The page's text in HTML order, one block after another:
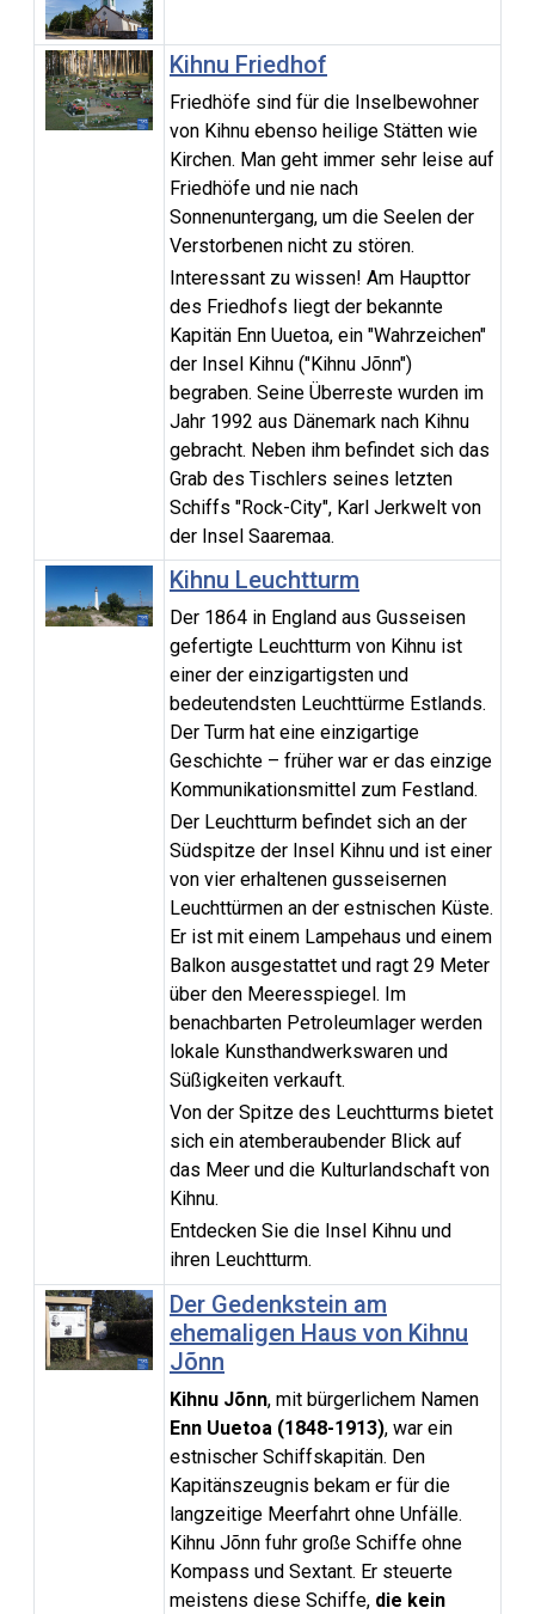
Kihnu Friedhof
Friedhöfe sind für die Inselbewohner
von Kihnu ebenso heilige Stätten wie
Kirchen. Man geht immer sehr leise auf
Friedhöfe und nie nach
Sonnenuntergang, um die Seelen der
Verstorbenen nicht zu stören.
Interessant zu wissen! Am Haupttor
des Friedhofs liegt der bekannte
Kapitän Enn Uuetoa, ein "Wahrzeichen"
der Insel Kihnu ("Kihnu Jõnn")
begraben. Seine Überreste wurden im
Jahr 1992 aus Dänemark nach Kihnu
gebracht. Neben ihm befindet sich das
Grab des Tischlers seines letzten
Schiffs "Rock-City", Karl Jerkwelt von
der Insel Saaremaa.
Kihnu Leuchtturm
Der 1864 in England aus Gusseisen
gefertigte Leuchtturm von Kihnu ist
einer der einzigartigsten und
bedeutendsten Leuchttürme Estlands.
Der Turm hat eine einzigartige
Geschichte – früher war er das einzige
Kommunikationsmittel zum Festland.
Der Leuchtturm befindet sich an der
Südspitze der Insel Kihnu und ist einer
von vier erhaltenen gusseisernen
Leuchttürmen an der estnischen Küste.
Er ist mit einem Lampehaus und einem
Balkon ausgestattet und ragt 29 Meter
über den Meeresspiegel. Im
benachbarten Petroleumlager werden
lokale Kunsthandwerkswaren und
Süßigkeiten verkauft.
Von der Spitze des Leuchtturms bietet
sich ein atemberaubender Blick auf
das Meer und die Kulturlandschaft von
Kihnu.
Entdecken Sie die Insel Kihnu und
ihren Leuchtturm.
Der Gedenkstein am
ehemaligen Haus von Kihnu
Jõnn
Kihnu Jõnn, mit bürgerlichem Namen
Enn Uuetoa (1848-1913), war ein
estnischer Schiffskapitän. Den
Kapitänszeugnis bekam er für die
langzeitige Meerfahrt ohne Unfälle.
Kihnu Jõnn fuhr große Schiffe ohne
Kompass und Sextant. Er steuerte
meistens diese Schiffe, die kein